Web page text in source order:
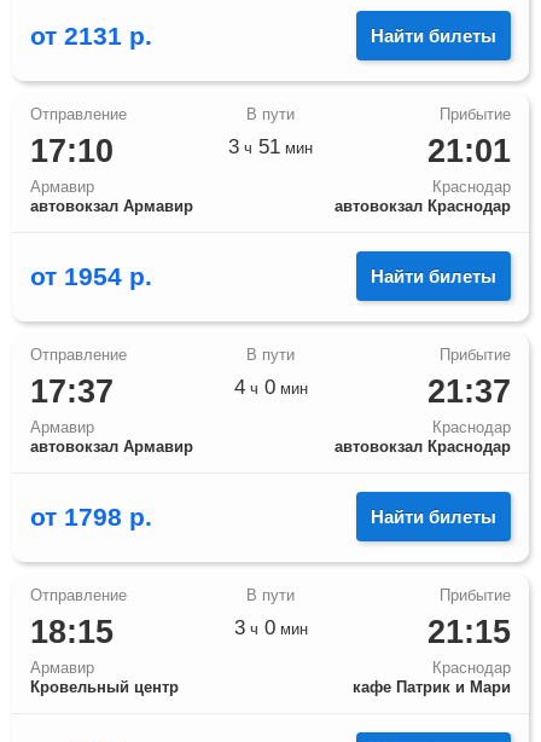
от 2131 р. Найти билеты
17:10
Армавир
автовокзал Армавир
21:01
Краснодар
автовокзал Краснодар
3 ч 51 мин
от 1954 р. Найти билеты
17:37
Армавир
автовокзал Армавир
21:37
Краснодар
автовокзал Краснодар
4ч 0мин
от 1798 р. Найти билеты
18:15
Армавир
Кровельный центр
21:15
Краснодар
кафе Патрик и Мари
3ч 0мин